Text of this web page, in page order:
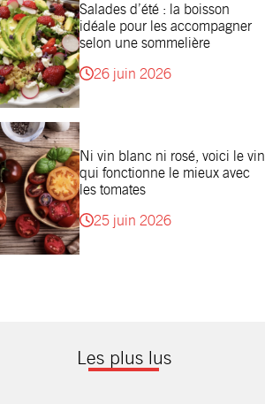
Salades d’été : la boisson
idéale pour les accompagner
selon une sommelière
26 juin 2026
Ni vin blanc ni rosé, voici le vin
qui fonctionne le mieux avec
les tomates
25 juin 2026
Les plus lus